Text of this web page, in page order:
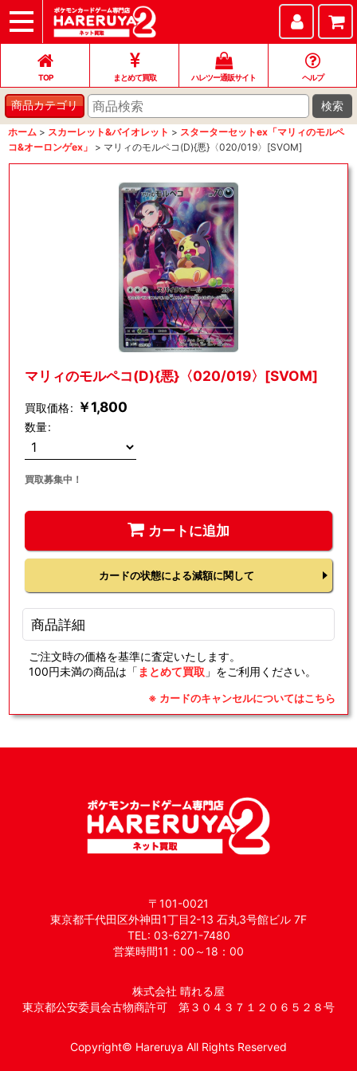
TOP
まとめて買取
ハレツー通販サイト
ヘルプ
お問い合わせ
TOP まとめて買取 ハレツー通販サイト ヘルプ
商品カテゴリ 検索
ホーム > スカーレット&バイオレット > スターターセットex「マリィのモルペ
コ&オーロンゲex」
> マリィのモルペコ(D){悪}〈020/019〉[SVOM]
マリィのモルペコ(D){悪}〈020/019〉[SVOM]
買取価格: ￥1,800
数量:
買取募集中！
カートに追加
カードの状態による減額に関して
商品詳細
ご注文時の価格を基準に査定いたします。
100円未満の商品は「 まとめて買取 」をご利用ください。
※ カードのキャンセルについてはこちら
〒101-0021
東京都千代田区外神田1丁目2-13 石丸3号館ビル 7F
TEL: 03-6271-7480
営業時間11：00～18：00
株式会社 晴れる屋
東京都公安委員会古物商許可 第３０４３７１２０６５２８号
Copyright© Hareruya All Rights Reserved